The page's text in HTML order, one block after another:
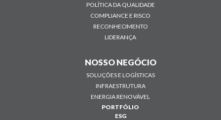
POLÍTICA DA QUALIDADE
COMPLIANCE E RISCO
RECONHECIMENTO
LIDERANÇA
NOSSO NEGÓCIO
SOLUÇÕES E LOGÍSTICAS
INFRAESTRUTURA
ENERGIA RENOVÁVEL
PORTFÓLIO
ESG